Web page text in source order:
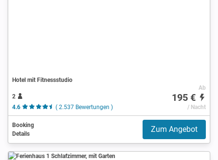
Hotel mit Fitnessstudio
2
4.6
( 2.537 Bewertungen )
Ab
195 €
/ Nacht
Booking
Details
Zum Angebot